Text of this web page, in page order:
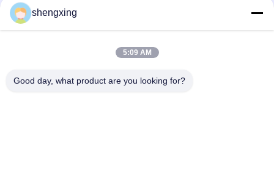
shengxing
5:09 AM
Good day, what product are you looking for?